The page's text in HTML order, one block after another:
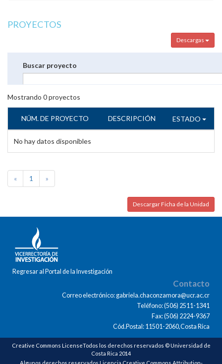
PROYECTOS
Descargas
Buscar proyecto
Mostrando 0proyectos
NÚM. DE PROYECTO DESCRIPCIÓN ESTADO
No hay datos disponibles
« 1 »
Descargar Ficha de la Unidad
Regresar al Portal de la Investigación
Contacto
Correo electrónico: gabriela.chaconzamora@ucr.ac.cr
Teléfono: (506) 2511-1341
Fax: (506) 2224-9367
Cód.Postal: 11501-2060,Costa Rica
Creative Commons LicenseTodos los derechos reservados © Universidad de
Costa Rica 2014